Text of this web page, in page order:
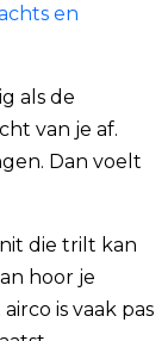
en
als de
van je af.
Dan voelt
die trilt kan
hoor je
is vaak pas